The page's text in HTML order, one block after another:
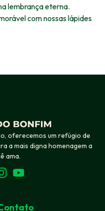
lembrança eterna.
com nossas lápides
oferecemos um refúgio de
a mais digna homenagem a
ama.